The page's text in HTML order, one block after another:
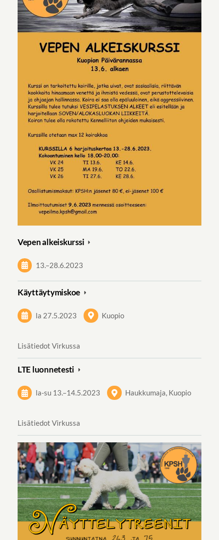
Vepen alkeiskurssi
13.–28.6.2023
Käyttäytymiskoe
la 27.5.2023 Kuopio
Lisätiedot Virkussa
LTE luonnetesti
la-su 13.–14.5.2023 Haukkumaja, Kuopio
Lisätiedot Virkussa